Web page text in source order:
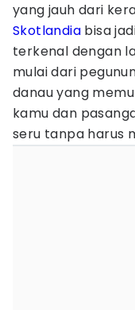
yang jauh dari
Skotlandia bisa
terkenal dengan
mulai dari
danau yang
kamu dan
seru tanpa harus